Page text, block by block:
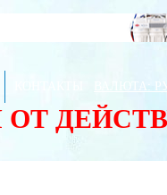
ВАЛЮТА:
ОТ